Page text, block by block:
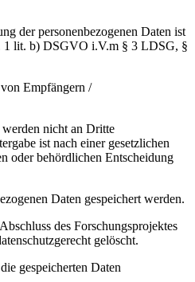
der personenbezogenen Daten ist
1 lit. b) DSGVO i.V.m § 3 LDSG, §
Empfängern /
nicht an Dritte
ist nach einer gesetzlichen
oder behördlichen Entscheidung
Daten gespeichert werden.
des Forschungsprojektes
gelöscht.
gespeicherten Daten